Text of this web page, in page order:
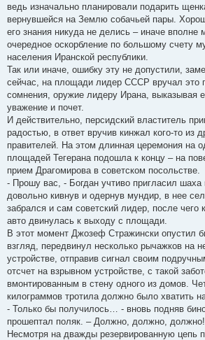
ведь изначально планировали подарить
вернувшейся на Землю собачьей пары.
его знания никуда не делись – иначе вполне
очередное оскорбление по большому счету
населения Иранской республики.
Так или иначе, ошибку эту не допустили,
сейчас, на площади лидер СССР вручал это
сомнения, оружие лидеру Ирана, выказывая
уважение и почет.
И действительно, персидский властитель
радостью, в ответ вручив кинжал кого-то из
правителей. На этом длинная церемония на
площадей Тегерана подошла к концу – на
прием Драгомирова в советском посольстве.
- Прошу вас, - Богдан учтиво пригласил шаха
довольно кивнув и одернув мундир, в нее
забрался и сам советский лидер, после чего
авто двинулась к выходу с площади.
В этот момент Джозеф Стражински опустил
взгляд, передвинул несколько рычажков на
устройстве, отправив сигнал своим
отсчет на взрывном устройстве, с такой
вмонтированным в стену одного из домов.
килограммов тротила должно было хватить
- Только бы получилось… - вновь подняв
прошептал поляк. – Должно, должно, должно!
Несмотря на дважды резервированную цепь